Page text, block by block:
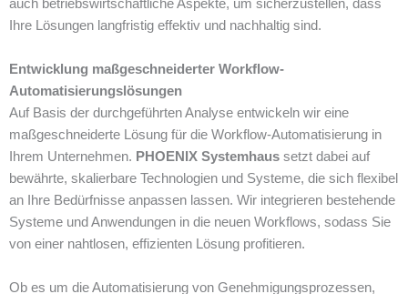
auch betriebswirtschaftliche Aspekte, um sicherzustellen, dass
Ihre Lösungen langfristig effektiv und nachhaltig sind.
Entwicklung maßgeschneiderter Workflow-
Automatisierungslösungen
Auf Basis der durchgeführten Analyse entwickeln wir eine
maßgeschneiderte Lösung für die Workflow-Automatisierung in
Ihrem Unternehmen. PHOENIX Systemhaus setzt dabei auf
bewährte, skalierbare Technologien und Systeme, die sich flexibel
an Ihre Bedürfnisse anpassen lassen. Wir integrieren bestehende
Systeme und Anwendungen in die neuen Workflows, sodass Sie
von einer nahtlosen, effizienten Lösung profitieren.
Ob es um die Automatisierung von Genehmigungsprozessen,